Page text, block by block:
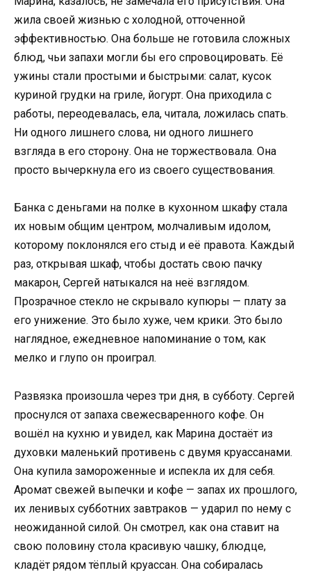
жила своей жизнью с холодной, отточенной
эффективностью. Она больше не готовила сложных
блюд, чьи запахи могли бы его спровоцировать. Её
ужины стали простыми и быстрыми: салат, кусок
куриной грудки на гриле, йогурт. Она приходила с
работы, переодевалась, ела, читала, ложилась спать.
Ни одного лишнего слова, ни одного лишнего
взгляда в его сторону. Она не торжествовала. Она
просто вычеркнула его из своего существования.
Банка с деньгами на полке в кухонном шкафу стала
их новым общим центром, молчаливым идолом,
которому поклонялся его стыд и её правота. Каждый
раз, открывая шкаф, чтобы достать свою пачку
макарон, Сергей натыкался на неё взглядом.
Прозрачное стекло не скрывало купюры — плату за
его унижение. Это было хуже, чем крики. Это было
наглядное, ежедневное напоминание о том, как
мелко и глупо он проиграл.
Развязка произошла через три дня, в субботу. Сергей
проснулся от запаха свежесваренного кофе. Он
вошёл на кухню и увидел, как Марина достаёт из
духовки маленький противень с двумя круассанами.
Она купила замороженные и испекла их для себя.
Аромат свежей выпечки и кофе — запах их прошлого,
их ленивых субботних завтраков — ударил по нему с
неожиданной силой. Он смотрел, как она ставит на
свою половину стола красивую чашку, блюдце,
кладёт рядом тёплый круассан. Она собиралась